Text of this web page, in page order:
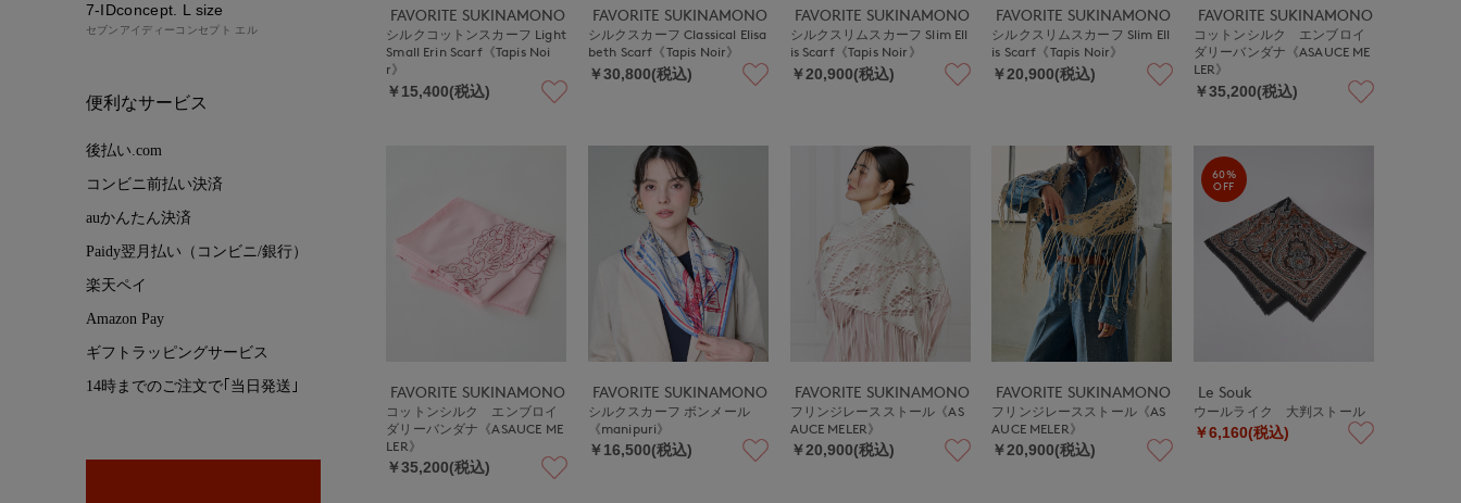
FAVORITE SUKINAMONO
シルクコットンスカーフ Light
Small Erin Scarf《Tapis Noi
r》
￥15,400(税込)
FAVORITE SUKINAMONO
シルクスカーフ Classical Elisa
beth Scarf《Tapis Noir》
￥30,800(税込)
FAVORITE SUKINAMONO
シルクスリムスカーフ Slim Ell
is Scarf《Tapis Noir》
￥20,900(税込)
FAVORITE SUKINAMONO
シルクスリムスカーフ Slim Ell
is Scarf《Tapis Noir》
￥20,900(税込)
FAVORITE SUKINAMONO
コットンシルク エンブロイ
ダリーバンダナ《ASAUCE ME
LER》
￥35,200(税込)
FAVORITE SUKINAMONO
コットンシルク エンブロイ
ダリーバンダナ《ASAUCE ME
LER》
￥35,200(税込)
FAVORITE SUKINAMONO
シルクスカーフ ボンメール
《manipuri》
￥16,500(税込)
FAVORITE SUKINAMONO
フリンジレースストール《AS
AUCE MELER》
￥20,900(税込)
FAVORITE SUKINAMONO
フリンジレースストール《AS
AUCE MELER》
￥20,900(税込)
60%
OFF
Le Souk
ウールライク 大判ストール
￥6,160(税込)
7-IDconcept. L size
セブンアイディーコンセプト エル
便利なサービス
後払い.com
コンビニ前払い決済
auかんたん決済
Paidy翌月払い（コンビニ/銀行）
楽天ペイ
Amazon Pay
ギフトラッピングサービス
14時までのご注文で｢当日発送｣